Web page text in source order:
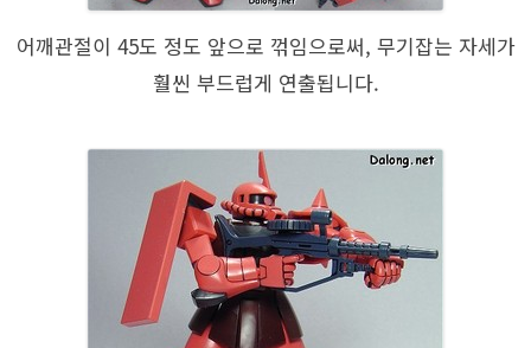
어깨관절이 45도 정도 앞으로 꺾임으로써, 무기잡는 자세가
훨씬 부드럽게 연출됩니다.